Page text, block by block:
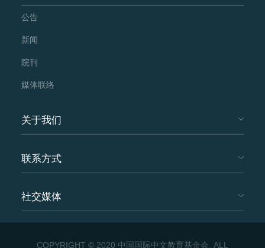
公告
新闻
院刊
媒体联络
关于我们
联系方式
社交媒体
COPYRIGHT © 2020 中国国际中文教育基金会. ALL